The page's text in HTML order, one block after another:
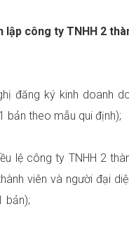
lập công ty TNHH 2
đăng ký kinh doanh
bản theo mẫu qui định);
lệ công ty TNHH 2
viên và người đại
bản);